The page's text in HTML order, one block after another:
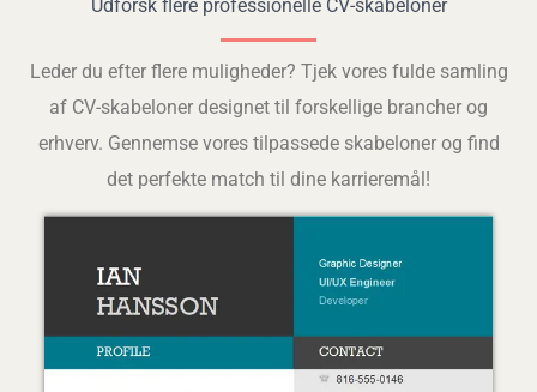
Udforsk flere professionelle CV-skabeloner
Leder du efter flere muligheder? Tjek vores fulde samling
af CV-skabeloner designet til forskellige brancher og
erhverv. Gennemse vores tilpassede skabeloner og find
det perfekte match til dine karrieremål!